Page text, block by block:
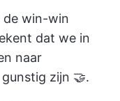
de win-win
dat we in
naar
zijn 🤝.